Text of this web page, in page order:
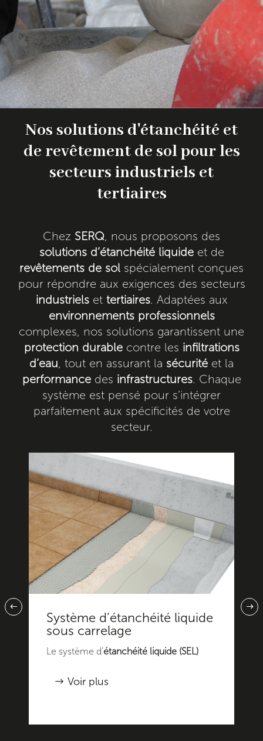
Nos solutions d'étanchéité et
de revêtement de sol pour les
secteurs industriels et
tertiaires
Chez SERQ, nous proposons des
solutions d’étanchéité liquideet de
revêtements de sol spécialement conçues
pour répondre aux exigences des secteurs
industriels et tertiaires. Adaptées aux
environnements professionnels
complexes, nos solutions garantissent une
protection durablecontre les infiltrations
d’eau, tout en assurant la sécurité et la
performancedes infrastructures. Chaque
système est pensé pour s’intégrer
parfaitement aux spécificités de votre
secteur.
Système d’étanchéité liquide
sous carrelage
Le système d’étanchéité liquide (SEL)
esthétisme. Il protège les
Voir plus